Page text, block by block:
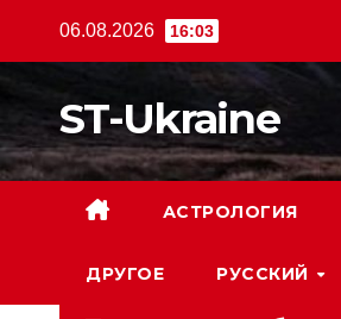
06.08.2026 16:03
ST-Ukraine
АСТРОЛОГИЯ
ДРУГОЕ РУССКИЙ